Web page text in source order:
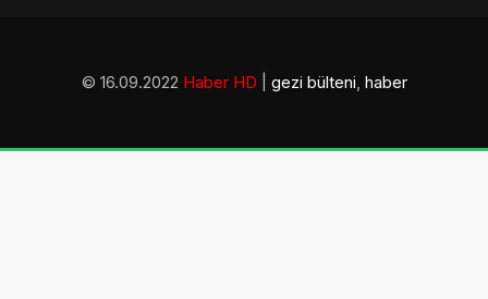
© 16.09.2022 Haber HD gezi bülteni, haber